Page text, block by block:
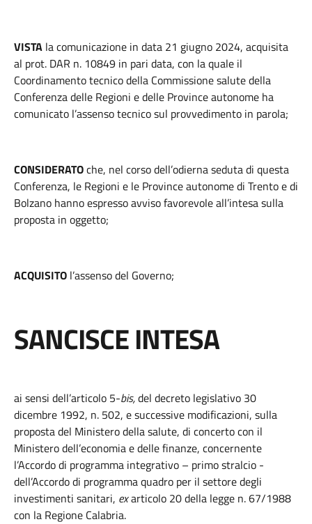
VISTA la comunicazione in data 21 giugno 2024, acquisita
al prot. DAR n. 10849 in pari data, con la quale il
Coordinamento tecnico della Commissione salute della
Conferenza delle Regioni e delle Province autonome ha
comunicato l’assenso tecnico sul provvedimento in parola;
CONSIDERATOche, nel corso dell’odierna seduta di questa
Conferenza, le Regioni e le Province autonome di Trento e di
Bolzano hanno espresso avviso favorevole all’intesa sulla
proposta in oggetto;
ACQUISITO l’assenso del Governo;
SANCISCE INTESA
ai sensi dell’articolo 5-bis,del decreto legislativo 30
dicembre 1992, n. 502, e successive modificazioni, sulla
proposta del Ministero della salute, di concerto con il
Ministero dell’economia e delle finanze, concernente
l’Accordo di programma integrativo – primo stralcio -
dell’Accordo di programma quadro per il settore degli
investimenti sanitari, exarticolo 20 della legge n. 67/1988
con la Regione Calabria.